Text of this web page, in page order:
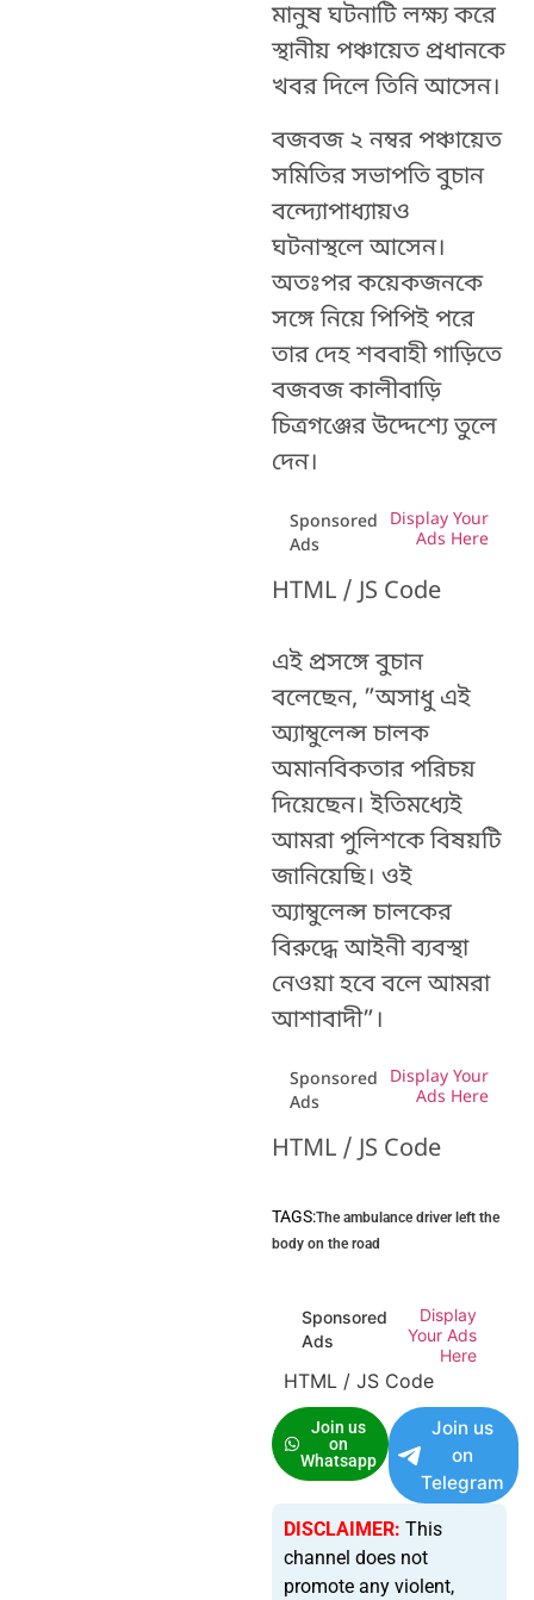
মানুষ ঘটনাটি লক্ষ্য করে
স্থানীয় পঞ্চায়েত প্রধানকে
খবর দিলে তিনি আসেন।
বজবজ ২ নম্বর পঞ্চায়েত
সমিতির সভাপতি বুচান
বন্দ্যোপাধ্যায়ও
ঘটনাস্থলে আসেন।
অতঃপর কয়েকজনকে
সঙ্গে নিয়ে পিপিই পরে
তার দেহ শববাহী গাড়িতে
বজবজ কালীবাড়ি
চিত্রগঞ্জের উদ্দেশ্যে তুলে
দেন।
Sponsored
Ads
Display Your
Ads Here
HTML / JS Code
এই প্রসঙ্গে বুচান
বলেছেন, ”অসাধু এই
অ্যাম্বুলেন্স চালক
অমানবিকতার পরিচয়
দিয়েছেন। ইতিমধ্যেই
আমরা পুলিশকে বিষয়টি
জানিয়েছি। ওই
অ্যাম্বুলেন্স চালকের
বিরুদ্ধে আইনী ব্যবস্থা
নেওয়া হবে বলে আমরা
আশাবাদী”।
Sponsored
Ads
Display Your
Ads Here
HTML / JS Code
TAGS:The ambulance driver left the
body on the road
Sponsored
Ads
Display
Your Ads
Here
HTML / JS Code
Join us
on
Whatsapp
Join us
on
Telegram
DISCLAIMER: This
channel does not
promote any violent,